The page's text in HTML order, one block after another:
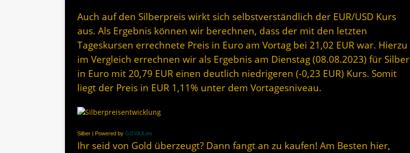
Auch auf den Silberpreis wirkt sich selbstverständlich der EUR/USD Kurs
aus. Als Ergebnis können wir berechnen, dass der mit den letzten
Tageskursen errechnete Preis in Euro am Vortag bei 21,02 EUR war. Hierzu
im Vergleich errechnen wir als Ergebnis am Dienstag (08.08.2023) für Silber
in Euro mit 20,79 EUR einen deutlich niedrigeren (-0,23 EUR) Kurs. Somit
liegt der Preis in EUR 1,11% unter dem Vortagesniveau.
Silber | Powered by GOYAX.de
Ihr seid von Gold überzeugt? Dann fangt an zu kaufen! Am Besten hier,